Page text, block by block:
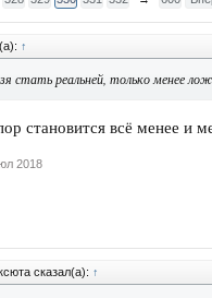
↑
стать реальней, только менее
становится всё менее и
2018
сказал(а): ↑